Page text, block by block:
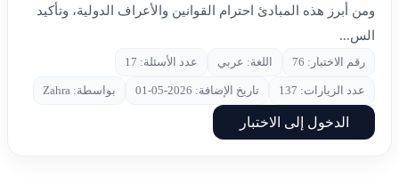
ومن أبرز هذه المبادئ احترام القوانين والأعراف الدولية، وتأكيد
الس...
رقم الاختبار: 76 اللغة: عربي عدد الأسئلة: 17
عدد الزيارات: 137 تاريخ الإضافة: 2026-05-01 بواسطة: Zahra
الدخول إلى الاختبار